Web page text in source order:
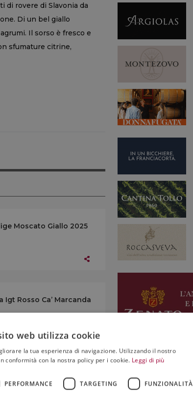
di rovere di Slavonia da
Di un bel giallo
Il sorso è fresco e
sfumature citrine,
Moscato Giallo 2025
Igt Rosso Ca’ Marcanda
web utilizza cookie
la tua esperienza di navigazione. Utilizzando il nostro
conformità con la nostra policy per i cookie. Leggi di più
PERFORMANCE TARGETING FUNZIONALITÀ